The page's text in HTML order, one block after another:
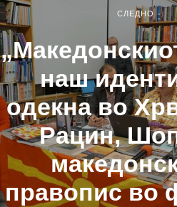
СЛЕДНО
наш
одекна во
Рацин,
правопис во